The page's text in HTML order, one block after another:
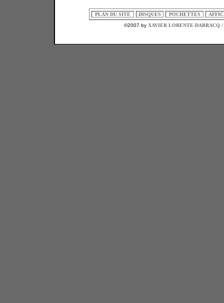
PLAN DU SITE DISQUES POCHETTES
©2007 by XAVIER LORENTE-DARRACQ